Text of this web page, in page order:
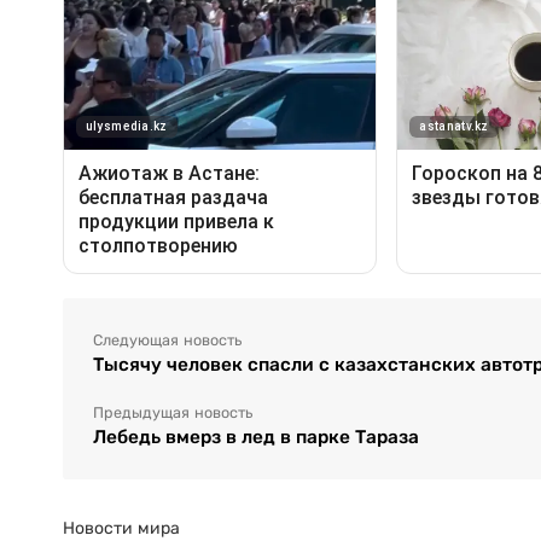
Следующая новость
Тысячу человек спасли с казахстанских
Предыдущая новость
Лебедь вмерз в лед в парке Тараза
Новости мира